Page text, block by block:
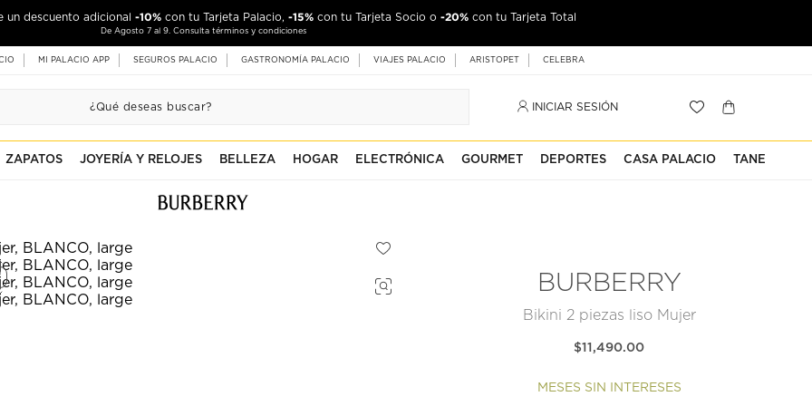
un descuento adicional -10% con tu Tarjeta Palacio, -15% con tu Tarjeta Socio o -20% con tu Tarjeta Total
De Agosto 7 al 9. Consulta términos y condiciones
MI PALACIO APP SEGUROS PALACIO GASTRONOMÍA PALACIO VIAJES PALACIO ARISTOPET CELEBRA
INICIAR SESIÓN
ZAPATOS JOYERÍA Y RELOJES BELLEZA HOGAR ELECTRÓNICA GOURMET DEPORTES CASA PALACIO TANE
BURBERRY
Bikini 2 piezas liso Mujer
$11,490.00
MESES SIN INTERESES